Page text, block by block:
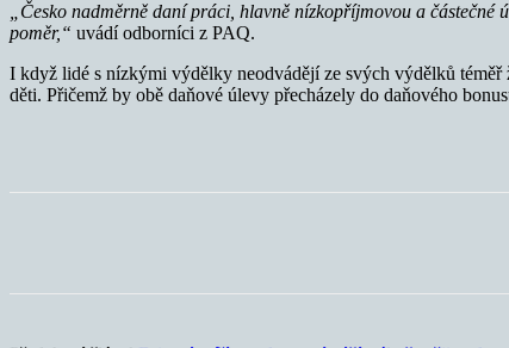
„Česko nadměrně daní práci, hlavně nízkopříjmovou a
poměr,“ uvádí odborníci z PAQ.
I když lidé s nízkými výdělky neodvádějí ze svých výdělků
děti. Přičemž by obě daňové úlevy přecházely do daňového